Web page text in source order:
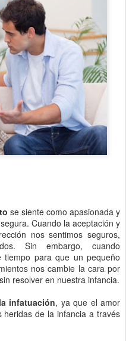
se siente como apasionada y
Cuando la aceptación y
nos sentimos seguros,
Sin embargo, cuando
para que un pequeño
nos cambie la cara por
resolver en nuestra infancia.
infatuación, ya que el amor
de la infancia a través